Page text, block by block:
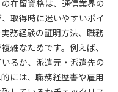
在留資格は、通信業界の
取得時に迷いやすいポイ
務経験の証明方法、職務
雑なためです。例えば、
るか、派遣元・派遣先の
には、職務経歴書や雇用